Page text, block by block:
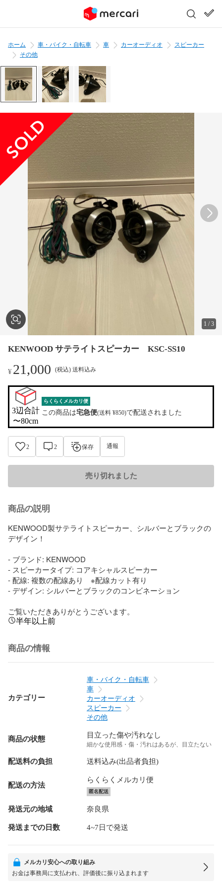
ホーム 車・バイク・自転車 車 カーオーディオ
スピーカー
その他
1 /3
KENWOOD サテライトスピーカー KSC-SS10
¥21,000 (税込) 送料込み
3辺合計
〜80cm
らくらくメルカリ便
この商品は宅急便(送料 ¥850)で配送されました
2 2 保存 通報
売り切れました
商品の説明
KENWOOD製サテライトスピーカー、シルバーとブラックの
デザイン！
- ブランド: KENWOOD
- スピーカータイプ: コアキシャルスピーカー
- 配線: 複数の配線あり　※配線カット有り
- デザイン: シルバーとブラックのコンビネーション
ご覧いただきありがとうございます。
半年以上前
商品の情報
カテゴリー
車・バイク・自転車
車
カーオーディオ
スピーカー
その他
商品の状態 目立った傷や汚れなし
細かな使用感・傷・汚れはあるが、目立たない
配送料の負担 送料込み(出品者負担)
配送の方法
らくらくメルカリ便
匿名配送
発送元の地域 奈良県
発送までの日数 4~7日で発送
メルカリ安心への取り組み
お金は事務局に支払われ、評価後に振り込まれます